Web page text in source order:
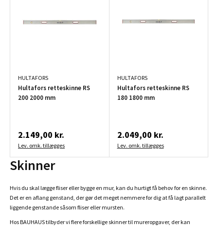
HULTAFORS
Hultafors retteskinne RS
200 2000 mm
2.149,00 kr.
Lev. omk. tillægges
HULTAFORS
Hultafors retteskinne RS
180 1800 mm
2.049,00 kr.
Lev. omk. tillægges
Skinner
Hvis du skal lægge fliser eller bygge en mur, kan du hurtigt få behov for en skinne.
Det er en aflang genstand, der gør det meget nemmere for dig at få lagt parallelt
liggende genstande såsom fliser eller mursten.
Hos BAUHAUS tilbyder vi flere forskellige skinner til mureropgaver, der kan